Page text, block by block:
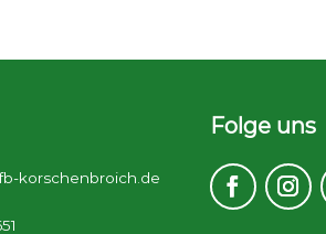
korschenbroich.de
Folge uns